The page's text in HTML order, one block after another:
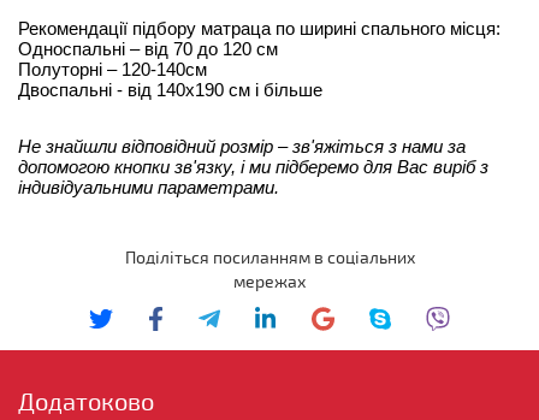
Рекомендації підбору матраца по ширині спального місця:
Односпальні – від 70 до 120 см
Полуторні – 120-140см
Двоспальні - від 140х190 см і більше
Не знайшли відповідний розмір – зв'яжіться з нами за
допомогою кнопки зв'язку, і ми підберемо для Вас виріб з
індивідуальними параметрами.
Поділіться посиланням в соціальних
мережах
Додатоково